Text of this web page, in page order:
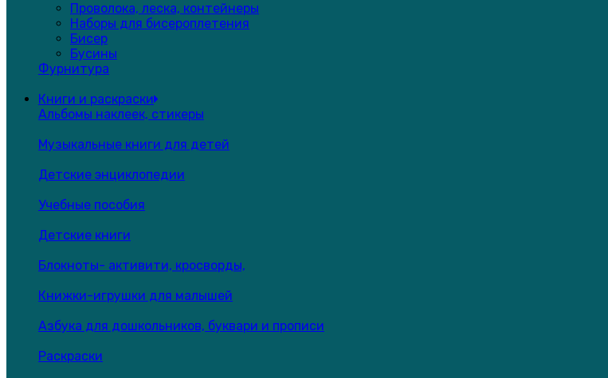
Проволока, леска, контейнеры
Наборы для бисероплетения
Бисер
Бусины
Фурнитура
Книги и раскраски
Альбомы наклеек, стикеры
Музыкальные книги для детей
Детские энциклопедии
Учебные пособия
Детские книги
Блокноты- активити, кросворды,
Книжки-игрушки для малышей
Азбука для дошкольников, буквари и прописи
Раскраски